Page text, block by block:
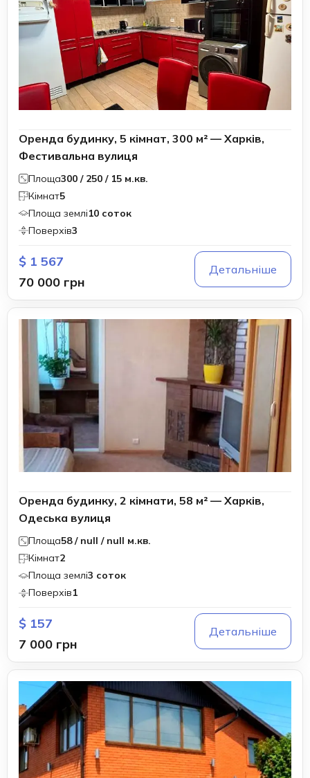
Оренда будинку, 5 кімнат, 300 м² — Харків,
Фестивальна вулиця
Площа300 / 250 / 15 м.кв.
Кімнат5
Площа землі10 соток
Поверхів3
$ 1 567
70 000 грн
Детальніше
Оренда будинку, 2 кімнати, 58 м² — Харків,
Одеська вулиця
Площа58 / null / null м.кв.
Кімнат2
Площа землі3 соток
Поверхів1
$ 157
7 000 грн
Детальніше